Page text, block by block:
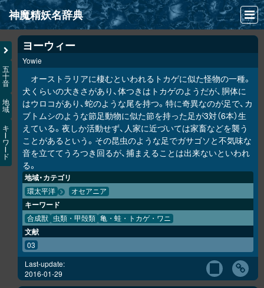
神魔精妖名辞典
NEWS
INFO
文献
検索
凖項目
画像資料便覧
LINK
五
十
音
地
域
キ
ワ
ド
ヨーウィー
Yowie
オーストラリアに棲むといわれるトカゲに似た怪物の一種。
犬くらいの大きさがあり、体つきはトカゲのようだが、胴体に
はウロコがあり、蛇のような尾を持つ。特に奇異なのが足で、カ
ブトムシのような節足動物に似た節を持った足が3対（6本）生
えている。夜しか活動せず、人家に近づいては家畜などを襲う
ことがあるという。その昆虫のような足でガサゴソと不気味な
音を立ててうろつき回るが、捕まえることは出来ないといわれ
る。
地域・カテゴリ
環太平洋 オセアニア
キーワード
合成獣 虫類・甲殻類 亀・蛙・トカゲ・ワニ
文献
03
Last-update:
2016-01-29